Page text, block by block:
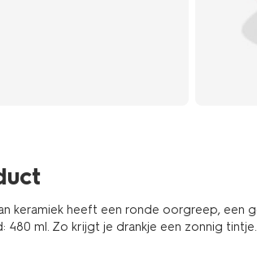
keramiek heeft een ronde oorgreep, een
480 ml. Zo krijgt je drankje een zonnig tintje.